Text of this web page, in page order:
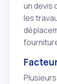
un devis
les